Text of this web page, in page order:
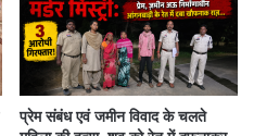
प्रेम संबंध एवं जमीन विवाद के चलते